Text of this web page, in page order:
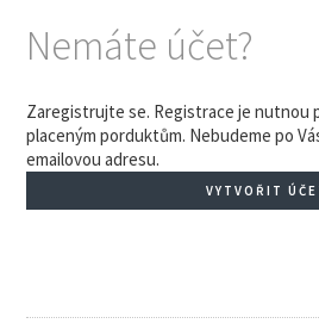
Nemáte účet?
Zaregistrujte se. Registrace je nutnou
placeným porduktům. Nebudeme po
emailovou adresu.
VYTVOŘIT